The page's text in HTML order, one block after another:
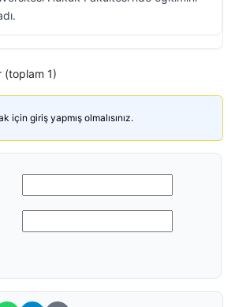
(toplam 1)
için giriş yapmış olmalısınız.